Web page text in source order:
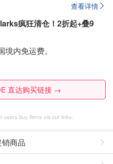
查看详情
疯狂清仓！2折起+叠9
内免运费。
直达购买链接 →
users buy items via our links.
商品